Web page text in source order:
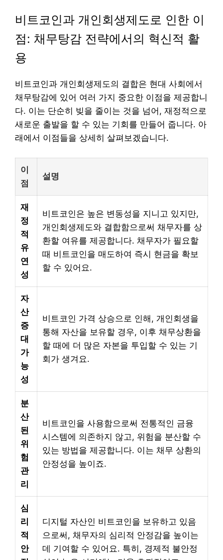
비트코인과 개인회생제도로 인한 이
점: 채무탕감 전략에서의 혁신적 활
용
비트코인과 개인회생제도의 결합은 현대 사회에서
채무탕감에 있어 여러 가지 중요한 이점을 제공합니
다. 이는 단순히 빚을 줄이는 것을 넘어, 재정적으로
새로운 출발을 할 수 있는 기회를 만들어 줍니다. 아
래에서 이점들을 상세히 살펴보겠습니다.
이
점
설명
재
정
적
유
연
성
비트코인은 높은 변동성을 지니고 있지만,
개인회생제도와 결합함으로써 채무자를 상
환할 여유를 제공합니다. 채무자가 필요할
때 비트코인을 매도하여 즉시 현금을 확보
할 수 있어요.
자
산
증
대
가
능
성
비트코인 가격 상승으로 인해, 개인회생을
통해 자산을 보유할 경우, 이후 채무상환을
할 때에 더 많은 자본을 투입할 수 있는 기
회가 생겨요.
분
산
된
위
험
관
리
비트코인을 사용함으로써 전통적인 금융
시스템에 의존하지 않고, 위험을 분산할 수
있는 방법을 제공합니다. 이는 채무 상환의
안정성을 높이죠.
심
리
적
안
디지털 자산인 비트코인을 보유하고 있음
으로써, 채무자의 심리적 안정감을 높이는
데 기여할 수 있어요. 특히, 경제적 불안정